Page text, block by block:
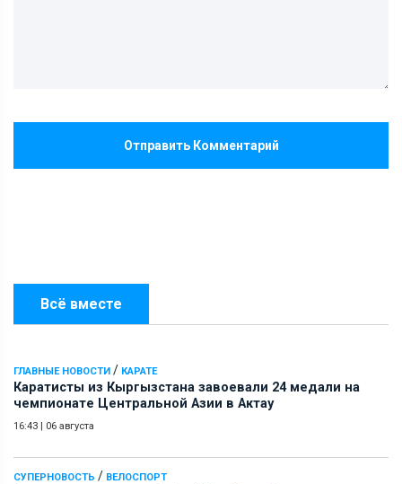
Всё вместе
ГЛАВНЫЕ НОВОСТИ / КАРАТЕ
Каратисты из Кыргызстана завоевали 24 медали на
чемпионате Центральной Азии в Актау
16:43 | 06 августа
СУПЕРНОВОСТЬ / ВЕЛОСПОРТ
Отправить Комментарий